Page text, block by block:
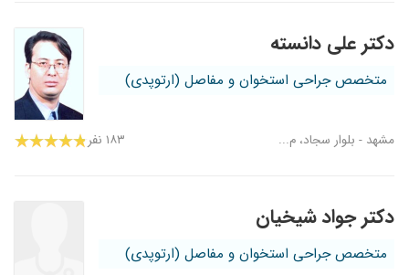
دکتر علی دانسته
متخصص جراحی استخوان و مفاصل (ارتوپدی)
مشهد - بلوار سجاد، م... ۱۸۳ نفر
دکتر جواد شیخیان
متخصص جراحی استخوان و مفاصل (ارتوپدی)